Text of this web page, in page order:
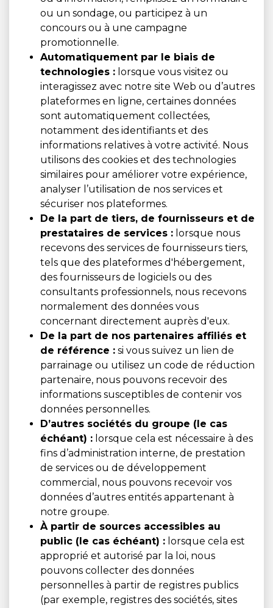
ou un sondage, ou participez à un
concours ou à une campagne
promotionnelle.
Automatiquement par le biais de
technologies : lorsque vous visitez ou
interagissez avec notre site Web ou d’autres
plateformes en ligne, certaines données
sont automatiquement collectées,
notamment des identifiants et des
informations relatives à votre activité. Nous
utilisons des cookies et des technologies
similaires pour améliorer votre expérience,
analyser l’utilisation de nos services et
sécuriser nos plateformes.
De la part de tiers, de fournisseurs et de
prestataires de services : lorsque nous
recevons des services de fournisseurs tiers,
tels que des plateformes d'hébergement,
des fournisseurs de logiciels ou des
consultants professionnels, nous recevons
normalement des données vous
concernant directement auprès d'eux.
De la part de nos partenaires affiliés et
de référence : si vous suivez un lien de
parrainage ou utilisez un code de réduction
partenaire, nous pouvons recevoir des
informations susceptibles de contenir vos
données personnelles.
D’autres sociétés du groupe (le cas
échéant) : lorsque cela est nécessaire à des
fins d’administration interne, de prestation
de services ou de développement
commercial, nous pouvons recevoir vos
données d’autres entités appartenant à
notre groupe.
À partir de sources accessibles au
public (le cas échéant) : lorsque cela est
approprié et autorisé par la loi, nous
pouvons collecter des données
personnelles à partir de registres publics
(par exemple, registres des sociétés, sites